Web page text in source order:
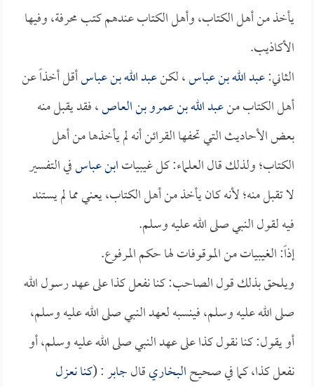
يأخذ من أهل الكتاب، وأهل الكتاب عندهم كتب محرفة، وفيها
الأكاذيب.
الثاني:عبد الله بن عباس، لكنعبد الله بن عباسأقل أخذاً عن
أهل الكتاب منعبد الله بن عمرو بن العاص، فقد يقبل منه
بعض الأحاديث التي تحفها القرائن أنه لم يأخذها من أهل
الكتاب؛ ولذلك قال العلماء: كل غيبياتابن عباسفي التفسير
لا تقبل منه؛ لأنه كان يأخذ من أهل الكتاب، يعني مما لم يستند
فيه لقول النبي صلى الله عليه وسلم.
إذاً: الغيبيات من الموقوفات لها حكم المرفوع.
ويلحق بذلك قول الصاحب: كنا نفعل كذا على عهد رسول الله
صلى الله عليه وسلم، فينسبه لعهد النبي صلى الله عليه وسلم،
أو يقول: كنا نقول كذا على عهد النبي صلى الله عليه وسلم، أو
نفعل كذا، كما في صحيحالبخاريقالجابر: (كنا نعزل